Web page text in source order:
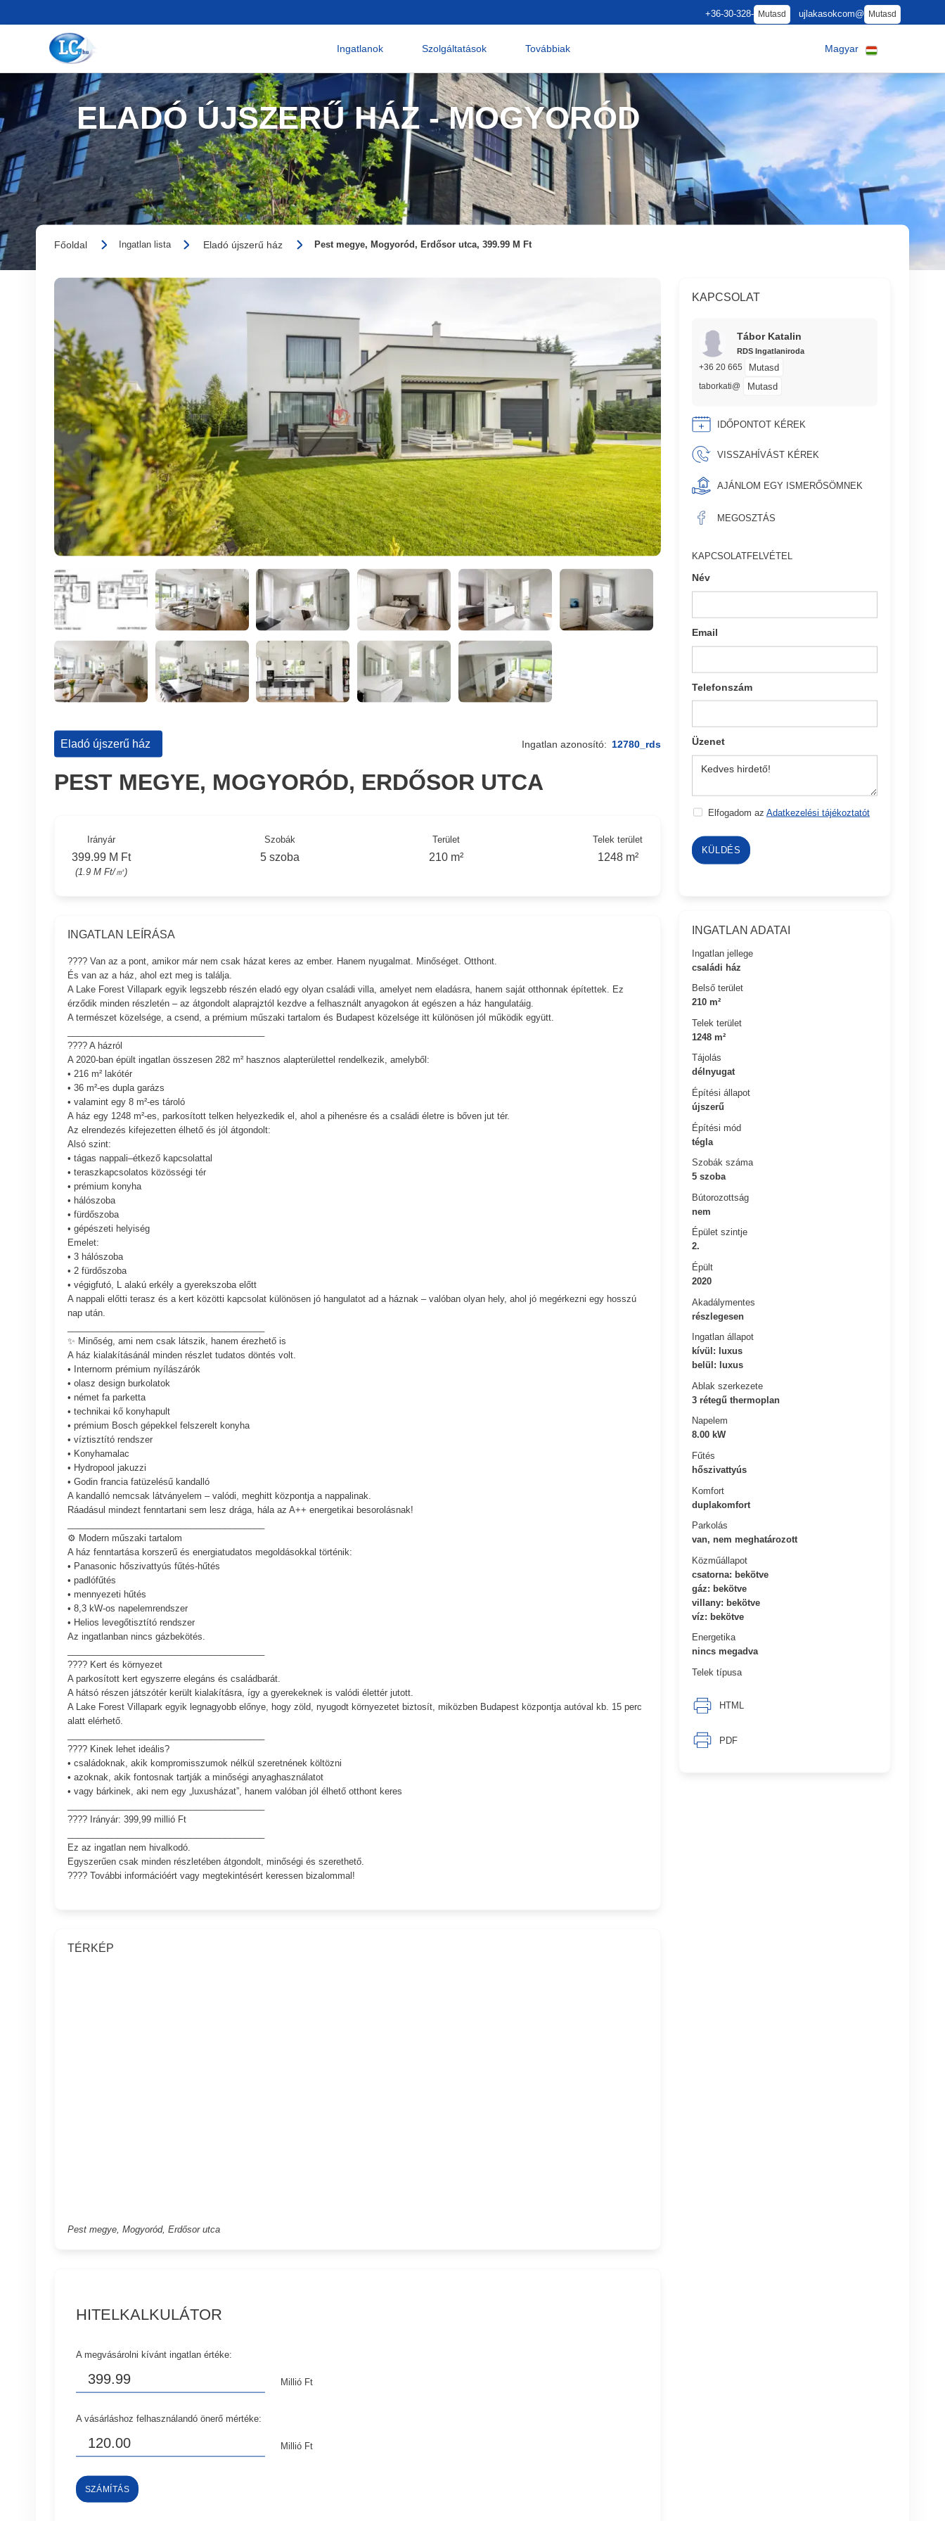
+36-30-328- Mutasd ujlakasokcom@ Mutasd
Ingatlanok Szolgáltatások Továbbiak Magyar
ELADÓ ÚJSZERŰ HÁZ - MOGYORÓD
Főoldal Ingatlan lista Eladó újszerű ház Pest megye, Mogyoród, Erdősor utca, 399.99 M Ft
KAPCSOLAT
Tábor Katalin
RDS Ingatlaniroda
+36 20 665 Mutasd
taborkati@ Mutasd
IDŐPONTOT KÉREK
VISSZAHÍVÁST KÉREK
AJÁNLOM EGY ISMERŐSÖMNEK
MEGOSZTÁS
KAPCSOLATFELVÉTEL
Név
Email
Telefonszám
Üzenet
Elfogadom az Adatkezelési tájékoztatót
KÜLDÉS
INGATLAN ADATAI
Ingatlan jellege
családi ház
Belső terület
210 m²
Telek terület
1248 m²
Tájolás
délnyugat
Építési állapot
újszerű
Építési mód
tégla
Szobák száma
5 szoba
Bútorozottság
nem
Épület szintje
2.
Épült
2020
Akadálymentes
részlegesen
Ingatlan állapot
kívül: luxus
belül: luxus
Ablak szerkezete
3 rétegű thermoplan
Napelem
8.00 kW
Fűtés
hőszivattyús
Komfort
duplakomfort
Parkolás
van, nem meghatározott
Közműállapot
csatorna: bekötve
gáz: bekötve
villany: bekötve
víz: bekötve
Energetika
nincs megadva
Telek típusa
HTML
PDF
Eladó újszerű ház Ingatlan azonosító: 12780_rds
PEST MEGYE, MOGYORÓD, ERDŐSOR UTCA
Irányár
399.99 M Ft
(1.9 M Ft/㎡)
Szobák
5 szoba
Terület
210 m²
Telek terület
1248 m²
INGATLAN LEÍRÁSA
???? Van az a pont, amikor már nem csak házat keres az ember. Hanem nyugalmat. Minőséget. Otthont.
És van az a ház, ahol ezt meg is találja.
A Lake Forest Villapark egyik legszebb részén eladó egy olyan családi villa, amelyet nem eladásra, hanem saját otthonnak építettek. Ez
érződik minden részletén – az átgondolt alaprajztól kezdve a felhasznált anyagokon át egészen a ház hangulatáig.
A természet közelsége, a csend, a prémium műszaki tartalom és Budapest közelsége itt különösen jól működik együtt.
???? A házról
A 2020-ban épült ingatlan összesen 282 m² hasznos alapterülettel rendelkezik, amelyből:
• 216 m² lakótér
• 36 m²-es dupla garázs
• valamint egy 8 m²-es tároló
A ház egy 1248 m²-es, parkosított telken helyezkedik el, ahol a pihenésre és a családi életre is bőven jut tér.
Az elrendezés kifejezetten élhető és jól átgondolt:
Alsó szint:
• tágas nappali–étkező kapcsolattal
• teraszkapcsolatos közösségi tér
• prémium konyha
• hálószoba
• fürdőszoba
• gépészeti helyiség
Emelet:
• 3 hálószoba
• 2 fürdőszoba
• végigfutó, L alakú erkély a gyerekszoba előtt
A nappali előtti terasz és a kert közötti kapcsolat különösen jó hangulatot ad a háznak – valóban olyan hely, ahol jó megérkezni egy hosszú
nap után.
✨ Minőség, ami nem csak látszik, hanem érezhető is
A ház kialakításánál minden részlet tudatos döntés volt.
• Internorm prémium nyílászárók
• olasz design burkolatok
• német fa parketta
• technikai kő konyhapult
• prémium Bosch gépekkel felszerelt konyha
• víztisztító rendszer
• Konyhamalac
• Hydropool jakuzzi
• Godin francia fatüzelésű kandalló
A kandalló nemcsak látványelem – valódi, meghitt központja a nappalinak.
Ráadásul mindezt fenntartani sem lesz drága, hála az A++ energetikai besorolásnak!
⚙️ Modern műszaki tartalom
A ház fenntartása korszerű és energiatudatos megoldásokkal történik:
• Panasonic hőszivattyús fűtés-hűtés
• padlófűtés
• mennyezeti hűtés
• 8,3 kW-os napelemrendszer
• Helios levegőtisztító rendszer
Az ingatlanban nincs gázbekötés.
???? Kert és környezet
A parkosított kert egyszerre elegáns és családbarát.
A hátsó részen játszótér került kialakításra, így a gyerekeknek is valódi élettér jutott.
A Lake Forest Villapark egyik legnagyobb előnye, hogy zöld, nyugodt környezetet biztosít, miközben Budapest központja autóval kb. 15 perc
alatt elérhető.
???? Kinek lehet ideális?
• családoknak, akik kompromisszumok nélkül szeretnének költözni
• azoknak, akik fontosnak tartják a minőségi anyaghasználatot
• vagy bárkinek, aki nem egy „luxusházat”, hanem valóban jól élhető otthont keres
???? Irányár: 399,99 millió Ft
Ez az ingatlan nem hivalkodó.
Egyszerűen csak minden részletében átgondolt, minőségi és szerethető.
???? További információért vagy megtekintésért keressen bizalommal!
TÉRKÉP
Pest megye, Mogyoród, Erdősor utca
HITELKALKULÁTOR
A megvásárolni kívánt ingatlan értéke:
Millió Ft
A vásárláshoz felhasználandó önerő mértéke:
Millió Ft
SZÁMÍTÁS